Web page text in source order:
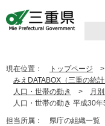
現在位置： トップページ >
みえDATABOX（三重の統計
人口・世帯の動き
> 月
人口・世帯の動き 平成30年
担当所属： 県庁の組織一